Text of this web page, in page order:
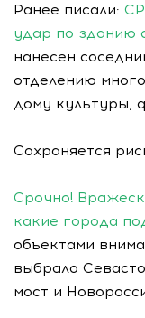
Ранее писали:
удар по зданию
нанесен
отделению
дому культуры,
Сохраняется
Срочно!
какие города
объектами
выбрало
мост и